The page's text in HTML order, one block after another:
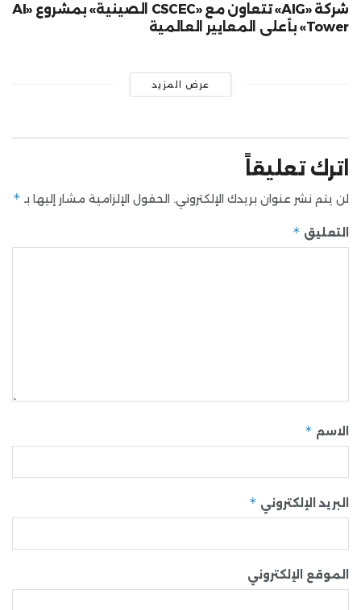
شركة «AIG» تتعاون مع «CSCEC الصينية» بمشروع «AI
Tower» بأعلى المعايير العالمية
عرض المزيد
اترك تعليقاً
لن يتم نشر عنوان بريدك الإلكتروني. الحقول الإلزامية مشار إليها بـ *
التعليق *
الاسم *
البريد الإلكتروني *
الموقع الإلكتروني